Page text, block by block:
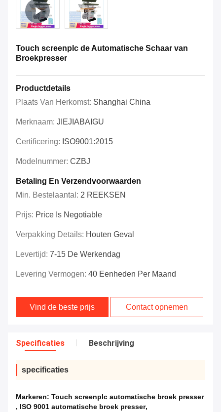
Touch screenplc de Automatische Schaar van
Broekpresser
Productdetails
Plaats Van Herkomst: Shanghai China
Merknaam: JIEJIABAIGU
Certificering: ISO9001:2015
Modelnummer: CZBJ
Betaling En Verzendvoorwaarden
Min. Bestelaantal: 2 REEKSEN
Prijs: Price Is Negotiable
Verpakking Details: Houten Geval
Levertijd: 7-15 De Werkendag
Levering Vermogen: 40 Eenheden Per Maand
Vind de beste prijs Contact opnemen
Specificaties Beschrijving
specificaties
Markeren: Touch screenplc automatische broek presser
, ISO 9001 automatische broek presser,